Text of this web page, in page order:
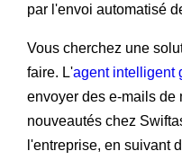
par l'envoi automatisé
Vous cherchez une
faire. L'agent intelligent
envoyer des e-mails de
nouveautés chez
l'entreprise, en suivant